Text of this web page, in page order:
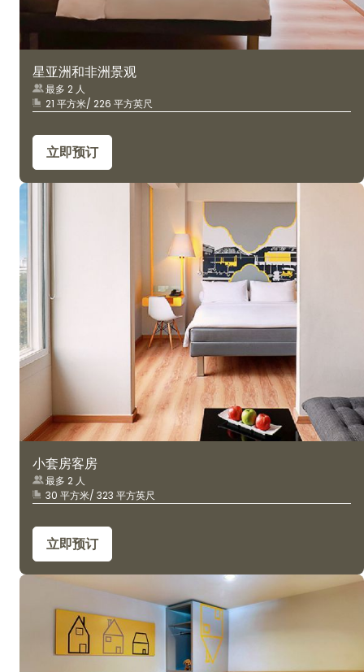
星亚洲和非洲景观
最多 2 人
21 平方米/ 226 平方英尺
立即预订
小套房客房
最多 2 人
30 平方米/ 323 平方英尺
立即预订